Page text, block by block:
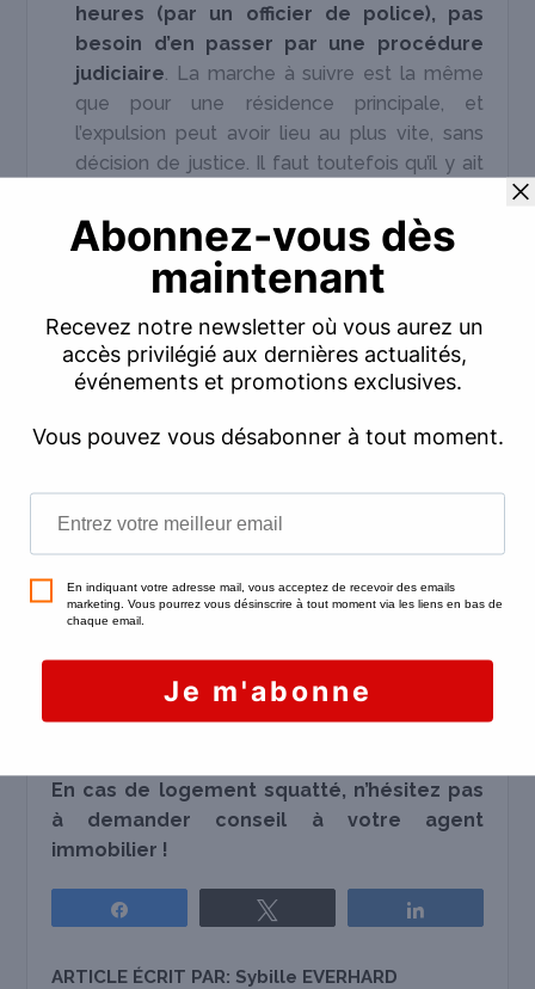
heures (par un officier de police), pas
besoin d’en passer par une procédure
judiciaire. La marche à suivre est la même
que pour une résidence principale, et
l’expulsion peut avoir lieu au plus vite, sans
décision de justice. Il faut toutefois qu’il y ait
Si le squat est constaté au-delà de 48
heures, il faut lancer une procédure
judiciaire d’expulsion devant le tribunal
. Un huissier de justice va
constater l’occupation illégale et établir un
procès-verbal. Le tribunal prononcera
l’expulsion après notification d’un
commandement de quitter les lieux. Avant la
entre la notification et l’expulsion, mais ce
n’est plus le cas (sauf en cas de plainte
déposée par les squatteurs, par exemple en
prétextant un faux bail).
durer plusieurs mois sans que vous puissiez y
faire grand-chose, et sans pouvoir profiter de
En cas de logement squatté, n’hésitez pas
à demander conseil à votre agent
immobilier !
ARTICLE ÉCRIT PAR: Sybille EVERHARD